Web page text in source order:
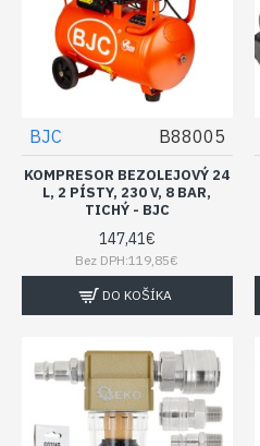
BJC B88005
KOMPRESOR BEZOLEJOVÝ 24
L, 2 PÍSTY, 230 V, 8 BAR,
TICHÝ - BJC
147,41€
Bez DPH:119,85€
DO KOŠÍKA